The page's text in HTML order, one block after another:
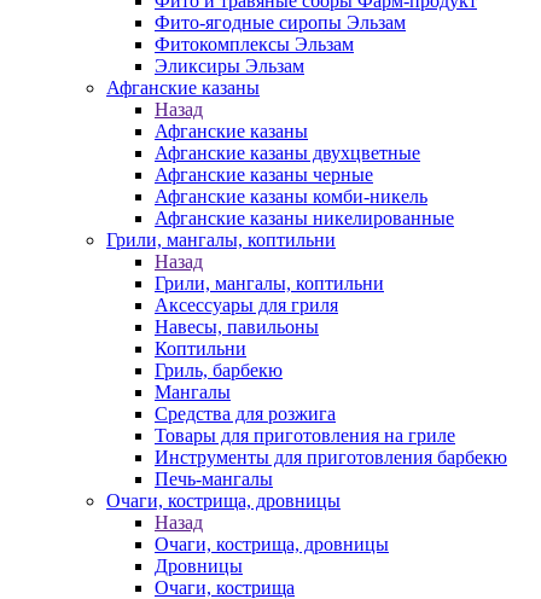
Фито-ягодные сиропы Эльзам
Фитокомплексы Эльзам
Эликсиры Эльзам
Афганские казаны
Назад
Афганские казаны
Афганские казаны двухцветные
Афганские казаны черные
Афганские казаны комби-никель
Афганские казаны никелированные
Грили, мангалы, коптильни
Назад
Грили, мангалы, коптильни
Аксессуары для гриля
Навесы, павильоны
Коптильни
Гриль, барбекю
Мангалы
Средства для розжига
Товары для приготовления на гриле
Инструменты для приготовления барбекю
Печь-мангалы
Очаги, кострища, дровницы
Назад
Очаги, кострища, дровницы
Дровницы
Очаги, кострища